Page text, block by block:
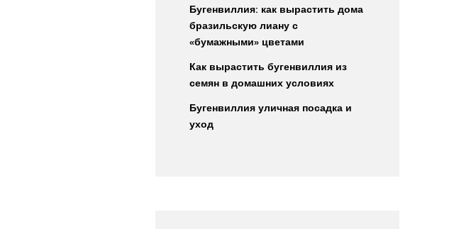
Бугенвиллия: как вырастить дома
бразильскую лиану с
«бумажными» цветами
Как вырастить бугенвиллия из
семян в домашних условиях
Бугенвиллия уличная посадка и
уход